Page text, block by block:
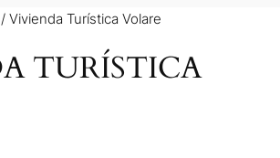
/ Vivienda Turística Volare
TURÍSTICA